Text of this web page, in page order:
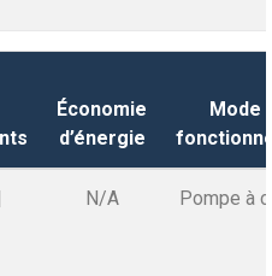
Économie
d’énergie
Mode
N/A Pompe à